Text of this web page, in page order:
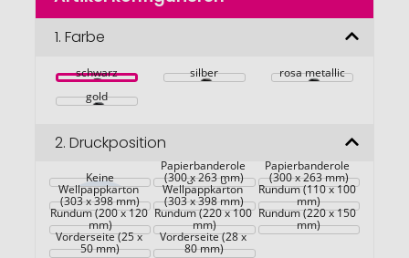
Bildgalerie
1. Farbe
schwarz silber
rosa metallic
gold
2. Druckposition
Keine
Papierbanderole
(300 x 263 mm)
Papierbanderole
(300 x 263 mm)
Kraft-
Wellpappkarton
(303 x 398 mm)
Maßgefertigter
Wellpappkarton
(303 x 398 mm)
Rundum (110 x 100
mm)
Rundum (200 x 120
mm)
Rundum (220 x 100
mm)
Rundum (220 x 150
mm)
Vorderseite (25 x
50 mm)
Vorderseite (28 x
80 mm)